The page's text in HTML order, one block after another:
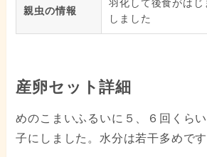
親虫の情報
羽化して後食がはじ
しました
産卵セット詳細
めのこまいふるいに５、６回くら
子にしました。水分は若干多めです